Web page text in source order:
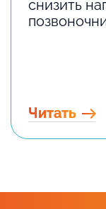
снизить
Читать